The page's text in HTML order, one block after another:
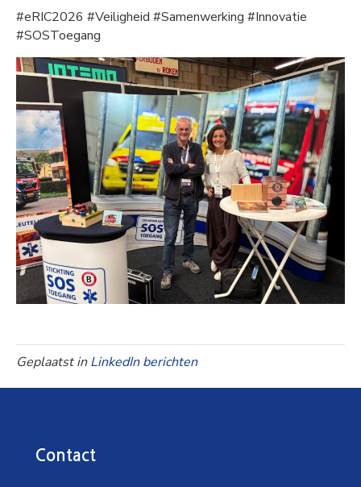
#eRIC2026 #Veiligheid #Samenwerking #Innovatie
#SOSToegang
Geplaatst inLinkedIn berichten
Contact